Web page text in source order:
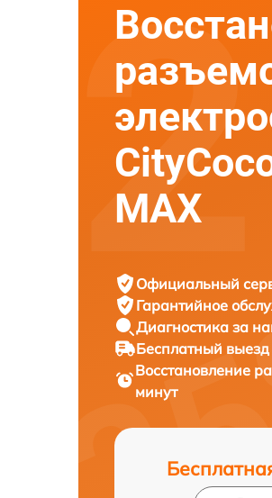
MAX
Официальный
Гарантийное
Диагностика за
Бесплатный
Восстановление
минут